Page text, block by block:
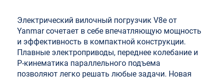
Электрический вилочный погрузчик V8e от
Yanmar сочетает в себе впечатляющую мощность
и эффективность в компактной конструкции.
Плавные электроприводы, переднее колебание и
P-кинематика параллельного подъема
позволяют легко решать любые задачи. Новая